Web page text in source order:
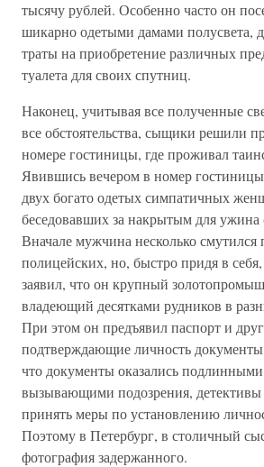
тысячу рублей. Особенно часто он
шикарно одетыми дамами полусвета,
траты на приобретение различных
туалета для своих спутниц.
Наконец, учитывая все полученные
все обстоятельства, сыщики решили
номере гостиницы, где проживал
Явившись вечером в номер
двух богато одетых симпатичных
беседовавших за накрытым для ужина
Вначале мужчина несколько смутился
полицейских, но, быстро придя в
заявил, что он крупный
владеющий десятками рудников в
При этом он предъявил паспорт и
подтверждающие личность
что документы оказались
вызывающими подозрения,
принять меры по установлению
Поэтому в Петербург, в столичный
фотография задержанного.